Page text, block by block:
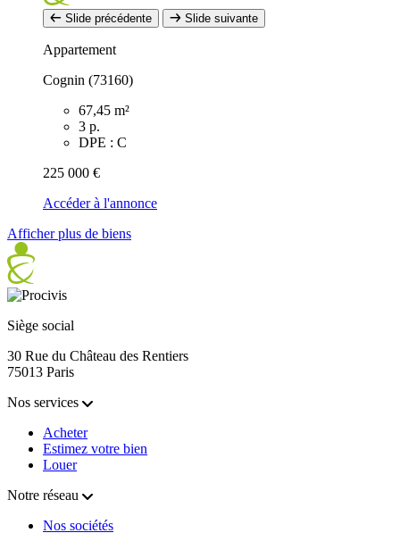
Slide précédente Slide suivante
Appartement
Cognin (73160)
67,45 m²
3 p.
DPE : C
225 000 €
Accéder à l'annonce
Afficher plus de biens
Siège social
30 Rue du Château des Rentiers
75013 Paris
Nos services
Acheter
Estimez votre bien
Louer
Notre réseau
Nos sociétés